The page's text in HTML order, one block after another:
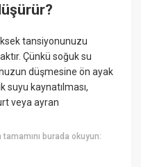
tansiyonunuzu
Çünkü soğuk su
düşmesine ön ayak
suyu kaynatılması,
veya ayran
tamamını burada okuyun: